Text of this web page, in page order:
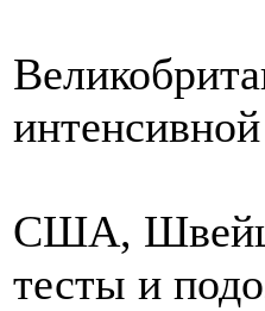
США,
тесты и